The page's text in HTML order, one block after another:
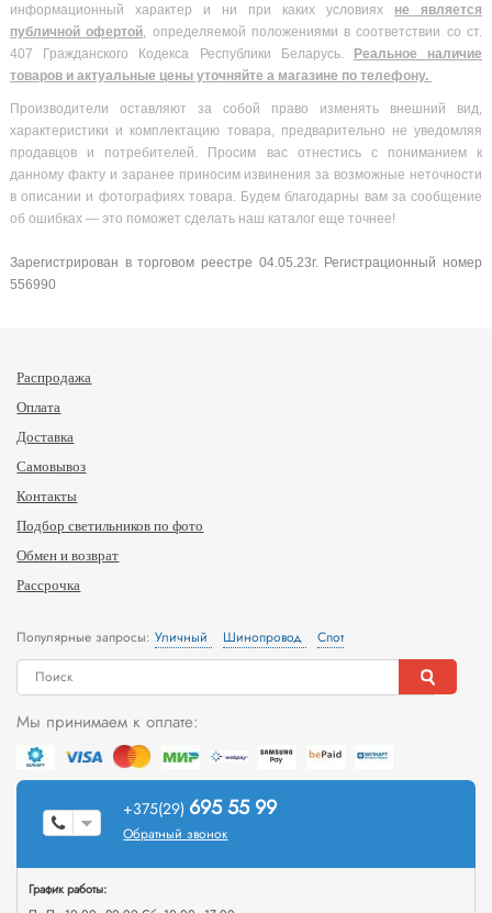
информационный характер и ни при каких условиях не является
публичной офертой, определяемой положениями в соответствии со ст.
407 Гражданского Кодекса Республики Беларусь.
Реальное наличие
товаров и актуальные цены уточняйте а магазине по телефону.
Производители оставляют за собой право изменять внешний вид,
характеристики и комплектацию товара, предварительно не уведомляя
продавцов и потребителей. Просим вас отнестись с пониманием к
данному факту и заранее приносим извинения за возможные неточности
в описании и фотографиях товара. Будем благодарны вам за сообщение
об ошибках — это поможет сделать наш каталог еще точнее!
Зарегистрирован в торговом реестре 04.05.23г. Регистрационный номер
556990
Распродажа
Оплата
Доставка
Самовывоз
Контакты
Подбор светильников по фото
Обмен и возврат
Рассрочка
Популярные запросы:Уличный Шинопровод Спот
Мы принимаем к оплате:
+375(29) 695 55 99
Обратный звонок
График работы: